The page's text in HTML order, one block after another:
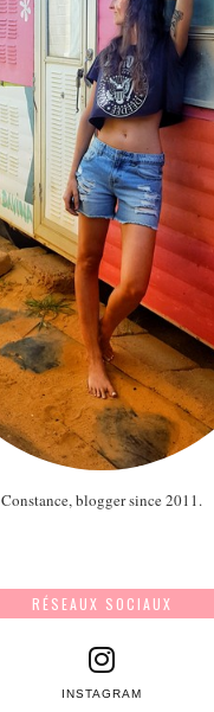
Constance, blogger since 2011.
RÉSEAUX SOCIAUX
INSTAGRAM